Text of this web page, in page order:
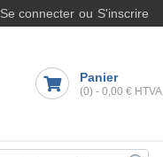
Se connecter ou S'inscrire
Panier
(0) - 0,00 € HTVA